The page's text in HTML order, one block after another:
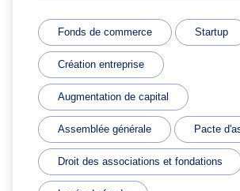
Fonds de commerce Startup
Création entreprise
Augmentation de capital
Assemblée générale Pacte
Droit des associations et fondations